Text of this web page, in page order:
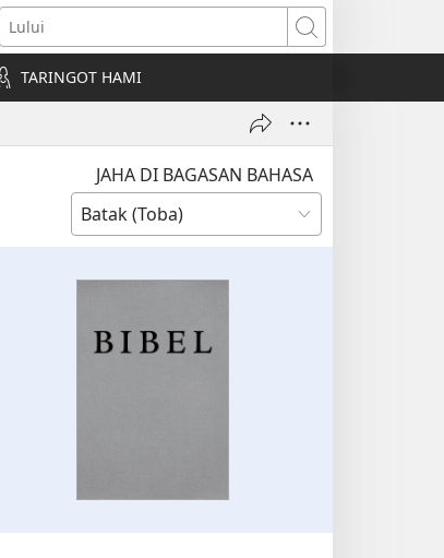
Lului
TARINGOT HAMI
JAHA DI BAGASAN BAHASA